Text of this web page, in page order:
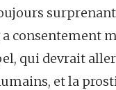
consentement
qui devrait
et la